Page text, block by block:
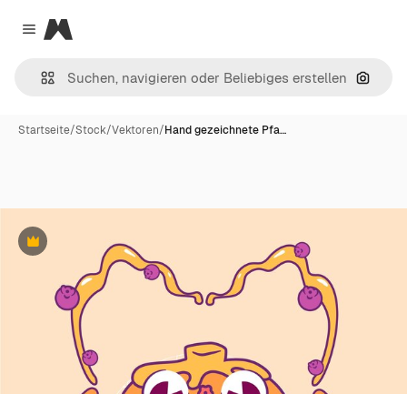
Close menu
Magnific
Nach
Startseite/Stock/Vektoren/Hand gezeichnete Pfa…
Premium